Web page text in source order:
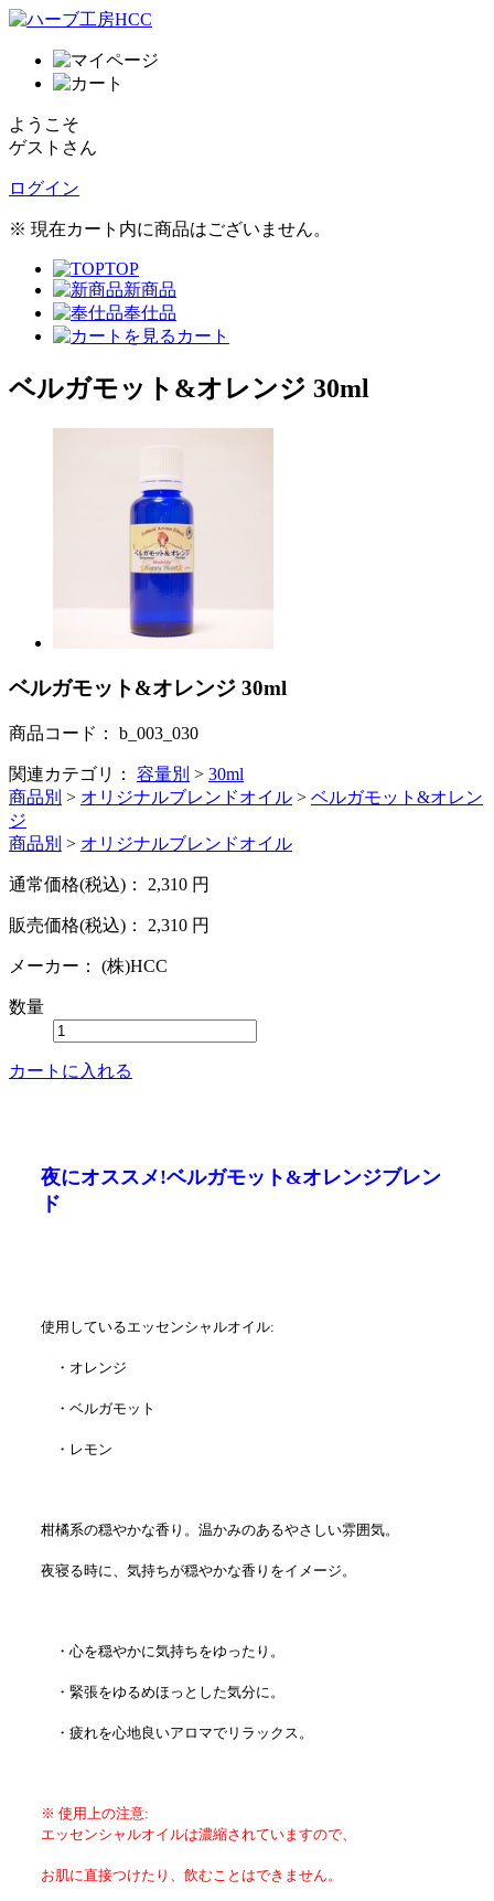
ようこそ
ゲストさん
ログイン
※ 現在カート内に商品はございません。
TOP
新商品
奉仕品
カート
ベルガモット&オレンジ 30ml
ベルガモット&オレンジ 30ml
商品コード： b_003_030
関連カテゴリ： 容量別 > 30ml
商品別 > オリジナルブレンドオイル > ベルガモット&オレン
ジ
商品別 > オリジナルブレンドオイル
通常価格(税込)： 2,310 円
販売価格(税込)： 2,310 円
メーカー： (株)HCC
数量
カートに入れる
夜にオススメ!ベルガモット&オレンジブレン
ド
使用しているエッセンシャルオイル:
・オレンジ
・ベルガモット
・レモン
柑橘系の穏やかな香り。温かみのあるやさしい雰囲気。
夜寝る時に、気持ちが穏やかな香りをイメージ。
・心を穏やかに気持ちをゆったり。
・緊張をゆるめほっとした気分に。
・疲れを心地良いアロマでリラックス。
※ 使用上の注意:
エッセンシャルオイルは濃縮されていますので、
お肌に直接つけたり、飲むことはできません。